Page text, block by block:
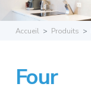
Accueil Produits
Four